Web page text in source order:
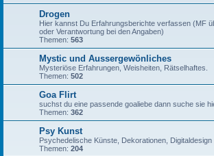
Drogen
Hier kannst Du Erfahrungsberichte verfassen (MF
oder Verantwortung bei den Angaben)
Themen: 563
Mystic und Aussergewönliches
Mysteriöse Erfahrungen, Weisheiten, Rätselhaftes.
Themen: 502
Goa Flirt
suchst du eine passende goaliebe dann suche sie
Themen: 362
Psy Kunst
Psychedelische Künste, Dekorationen, Digitaldesign
Themen: 204